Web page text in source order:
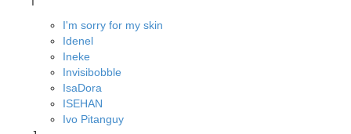
I'm sorry for my skin
Idenel
Ineke
Invisibobble
IsaDora
ISEHAN
Ivo Pitanguy